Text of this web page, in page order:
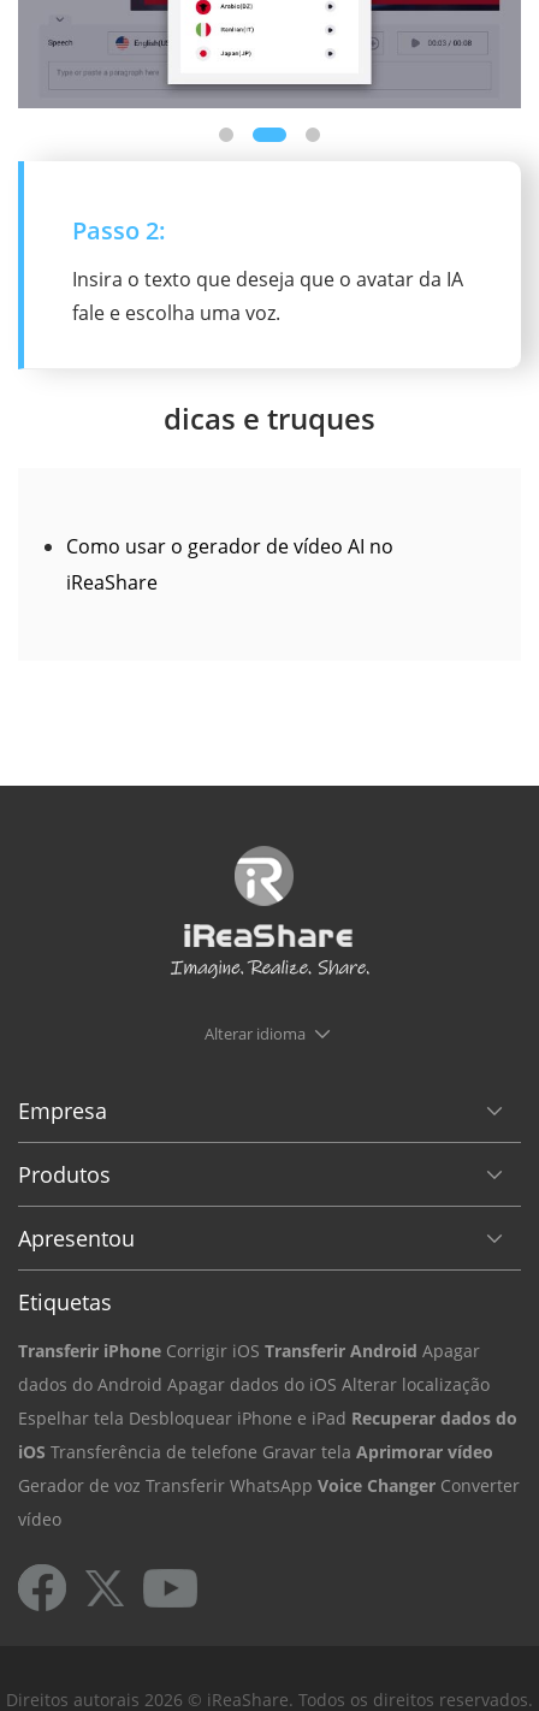
Passo 3:
Adicione seu toque pessoal ao seu vídeo e
clique no botão "Gerar" para dar vida ao
Como usar o gerador de vídeo AI no
Empresa
Produtos
Apresentou
Transferir iPhone Corrigir iOS Transferir Android Apagar
dados do Android Apagar dados do iOS Alterar localização
Espelhar tela Desbloquear iPhone e iPad Recuperar dados do
iOS Transferência de telefone Gravar tela Aprimorar vídeo
Gerador de voz